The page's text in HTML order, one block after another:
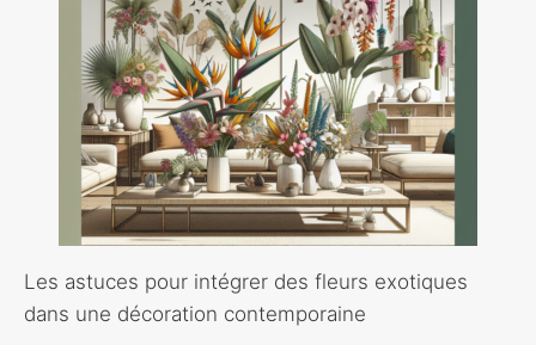
Les astuces pour intégrer des fleurs exotiques
dans une décoration contemporaine